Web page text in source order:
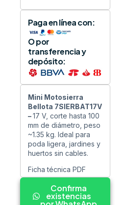
Paga en línea con:
O por
transferencia y
depósito:
Mini Motosierra
Bellota 7SIERBAT17V
–17 V, corte hasta 100
mm de diámetro, peso
~1.35 kg. Ideal para
poda ligera, jardines y
huertos sin cables.
Ficha técnica PDF
Confirma
existencias